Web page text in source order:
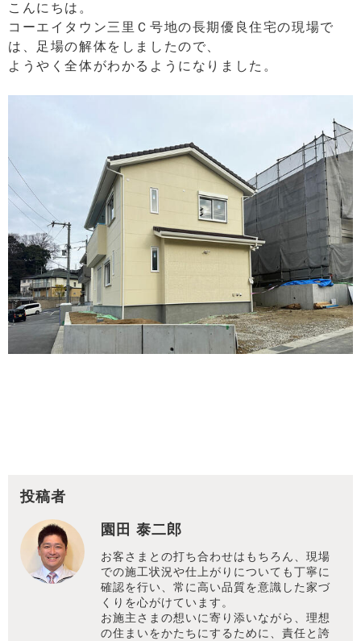
こんにちは。
コーエイタウン三里Ｃ号地の長期優良住宅の現場で
は、足場の解体をしましたので、
ようやく全体がわかるようになりました。
投稿者
園田 泰二郎
お客さまとの打ち合わせはもちろん、現場
での施工状況や仕上がりについても丁寧に
確認を行い、常に高い品質を意識した家づ
くりを心がけています。
お施主さまの想いに寄り添いながら、理想
の住まいをかたちにするために、責任と誇